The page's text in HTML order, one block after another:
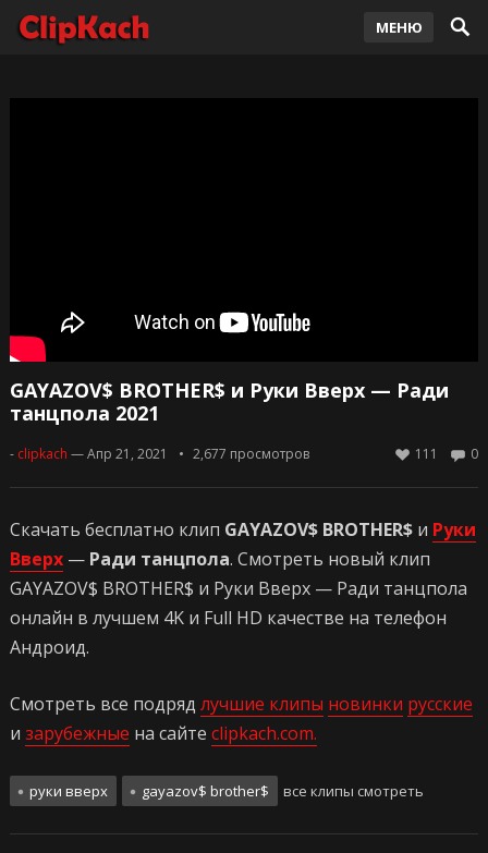
МЕНЮ
GAYAZOV$ BROTHER$ и Руки Вверх — Ради
танцпола 2021
- clipkach — Апр 21, 2021 2,677 просмотров 0
111
Скачать бесплатно клип GAYAZOV$ BROTHER$и Руки
Вверх— Ради танцпола. Смотреть новый клип
GAYAZOV$ BROTHER$ и Руки Вверх — Ради танцпола
онлайн в лучшем 4K и Full HD качестве на телефон
Андроид.
Смотреть все подряд лучшие клипы новинки русские
и зарубежные на сайте clipkach.com.
руки вверх gayazov$ brother$ все клипы смотреть